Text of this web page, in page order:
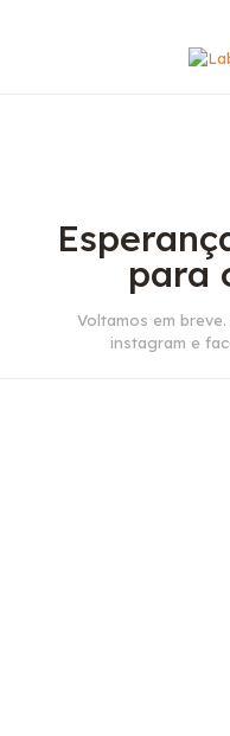
para
Voltamos em
instagram e